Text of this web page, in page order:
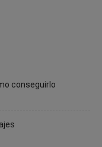
conseguirlo